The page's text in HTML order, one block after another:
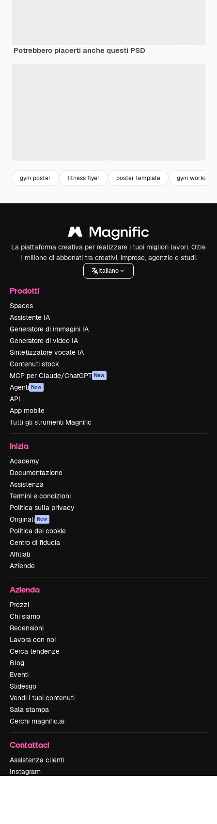
Potrebbero piacerti anche questi PSD
gym poster fitness flyer poster template gym workout
La piattaforma creativa per realizzare i tuoi migliori lavori. Oltre
1 milione di abbonati tra creativi, imprese, agenzie e studi.
Italiano
Prodotti
Spaces
Assistente IA
Generatore di immagini IA
Generatore di video IA
Sintetizzatore vocale IA
Contenuti stock
MCP per Claude/ChatGPT New
Agenti New
API
App mobile
Tutti gli strumenti Magnific
Inizia
Academy
Documentazione
Assistenza
Termini e condizioni
Politica sulla privacy
Originali New
Politica dei cookie
Centro di fiducia
Affiliati
Aziende
Azienda
Prezzi
Chi siamo
Recensioni
Lavora con noi
Cerca tendenze
Blog
Eventi
Slidesgo
Vendi i tuoi contenuti
Sala stampa
Cerchi magnific.ai
Contattaci
Assistenza clienti
Instagram